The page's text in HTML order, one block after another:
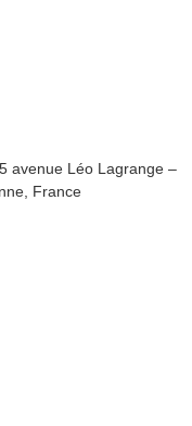
avenue Léo Lagrange –
France